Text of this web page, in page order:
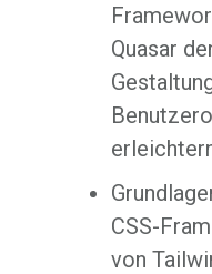
Quasar
CSS-
von